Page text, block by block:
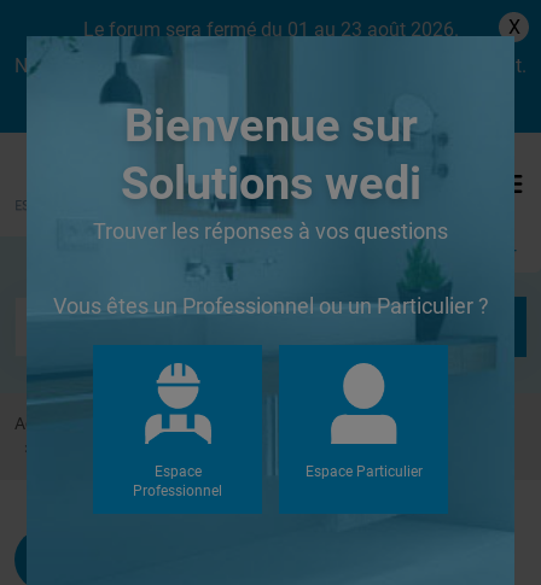
Le forum sera fermé du 01 au 23 août 2026.
Nous aurons le plaisir de vous retrouver dès le lundi 24 août.
X
Se connecter
Accueil Forums
Autres
colle et joint pour pose de pierrs naturelles
Bienvenue sur
Solutions wedi
Trouver les réponses à vos questions
Vous êtes un Professionnel ou un Particulier ?
Espace
Professionnel
Espace Particulier